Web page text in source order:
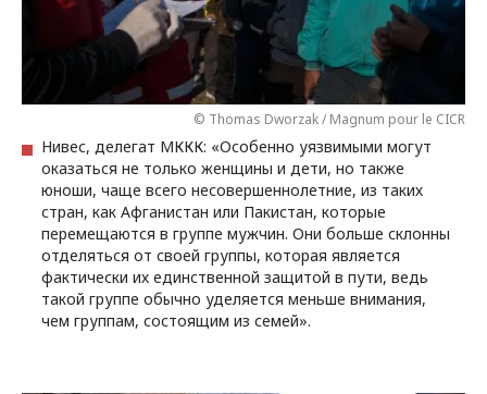
© Thomas Dworzak / Magnum pour le CICR
Нивес, делегат МККК: «Особенно уязвимыми могут
оказаться не только женщины и дети, но также
юноши, чаще всего несовершеннолетние, из таких
стран, как Афганистан или Пакистан, которые
перемещаются в группе мужчин. Они больше склонны
отделяться от своей группы, которая является
фактически их единственной защитой в пути, ведь
такой группе обычно уделяется меньше внимания,
чем группам, состоящим из семей».